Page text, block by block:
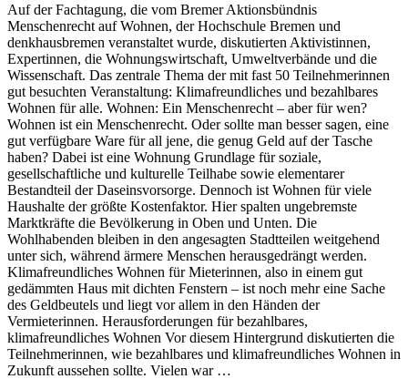
Auf der Fachtagung, die vom Bremer Aktionsbündnis
Menschenrecht auf Wohnen, der Hochschule Bremen und
denkhausbremen veranstaltet wurde, diskutierten Aktivistinnen,
Expertinnen, die Wohnungswirtschaft, Umweltverbände und die
Wissenschaft. Das zentrale Thema der mit fast 50 Teilnehmerinnen
gut besuchten Veranstaltung: Klimafreundliches und bezahlbares
Wohnen für alle. Wohnen: Ein Menschenrecht – aber für wen?
Wohnen ist ein Menschenrecht. Oder sollte man besser sagen, eine
gut verfügbare Ware für all jene, die genug Geld auf der Tasche
haben? Dabei ist eine Wohnung Grundlage für soziale,
gesellschaftliche und kulturelle Teilhabe sowie elementarer
Bestandteil der Daseinsvorsorge. Dennoch ist Wohnen für viele
Haushalte der größte Kostenfaktor. Hier spalten ungebremste
Marktkräfte die Bevölkerung in Oben und Unten. Die
Wohlhabenden bleiben in den angesagten Stadtteilen weitgehend
unter sich, während ärmere Menschen herausgedrängt werden.
Klimafreundliches Wohnen für Mieterinnen, also in einem gut
gedämmten Haus mit dichten Fenstern – ist noch mehr eine Sache
des Geldbeutels und liegt vor allem in den Händen der
Vermieterinnen. Herausforderungen für bezahlbares,
klimafreundliches Wohnen Vor diesem Hintergrund diskutierten die
Teilnehmerinnen, wie bezahlbares und klimafreundliches Wohnen in
Zukunft aussehen sollte. Vielen war …